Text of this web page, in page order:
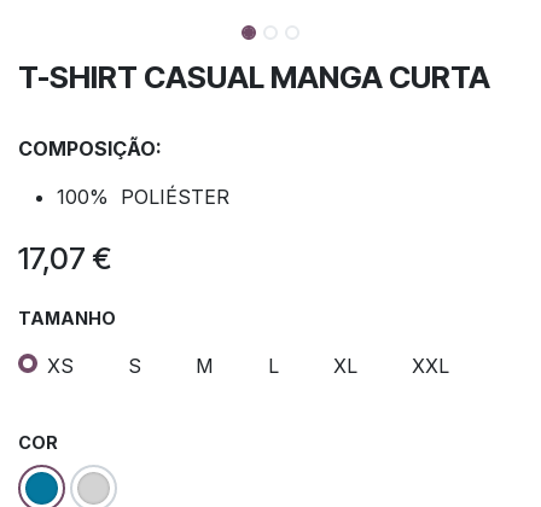
T-SHIRT CASUAL MANGA CURTA
COMPOSIÇÃO:
100% POLIÉSTER
17,07 €
TAMANHO
XS S M L XL XXL
COR